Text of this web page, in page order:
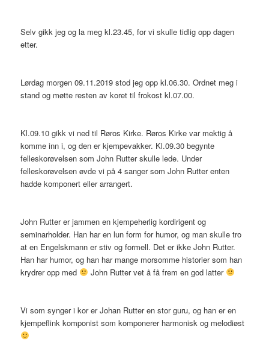
Selv gikk jeg og la meg kl.23.45, for vi skulle tidlig opp dagen
etter.
Lørdag morgen 09.11.2019 stod jeg opp kl.06.30. Ordnet meg i
stand og møtte resten av koret til frokost kl.07.00.
Kl.09.10 gikk vi ned til Røros Kirke. Røros Kirke var mektig å
komme inn i, og den er kjempevakker. Kl.09.30 begynte
felleskorøvelsen som John Rutter skulle lede. Under
felleskorøvelsen øvde vi på 4 sanger som John Rutter enten
hadde komponert eller arrangert.
John Rutter er jammen en kjempeherlig kordirigent og
seminarholder. Han har en lun form for humor, og man skulle tro
at en Engelskmann er stiv og formell. Det er ikke John Rutter.
Han har humor, og han har mange morsomme historier som han
krydrer opp med
John Rutter vet å få frem en god latter
Vi som synger i kor er Johan Rutter en stor guru, og han er en
kjempeflink komponist som komponerer harmonisk og melodiøst